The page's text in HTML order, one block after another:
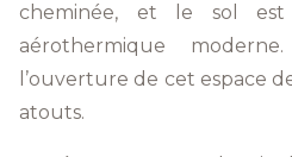
cheminée, et le sol
aérothermique
l’ouverture de cet espace
atouts.